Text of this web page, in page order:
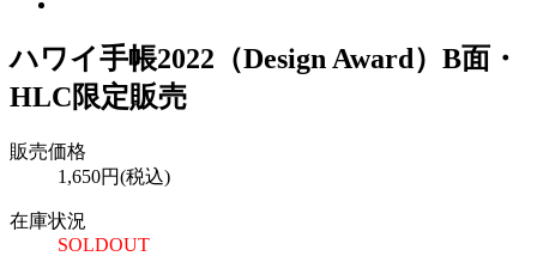
ハワイ手帳2022（Design Award）B面・
HLC限定販売
販売価格
1,650円(税込)
在庫状況
SOLDOUT